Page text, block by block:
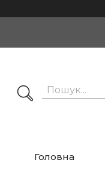
Головна